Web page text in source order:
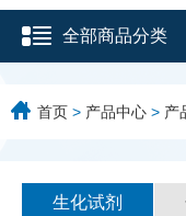
全部商品分类
首页 > 产品中心 > 产
生化试剂